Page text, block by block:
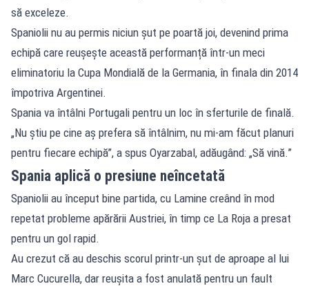
să exceleze.
Spaniolii nu au permis niciun șut pe poartă joi, devenind prima
echipă care reușește această performanță într-un meci
eliminatoriu la Cupa Mondială de la Germania, în finala din 2014
împotriva Argentinei.
Spania va întâlni Portugali pentru un loc în sferturile de finală.
„Nu știu pe cine aș prefera să întâlnim, nu mi-am făcut planuri
pentru fiecare echipă”, a spus Oyarzabal, adăugând: „Să vină.”
Spania aplică o presiune neîncetată
Spaniolii au început bine partida, cu Lamine creând în mod
repetat probleme apărării Austriei, în timp ce La Roja a presat
pentru un gol rapid.
Au crezut că au deschis scorul printr-un șut de aproape al lui
Marc Cucurella, dar reușita a fost anulată pentru un fault